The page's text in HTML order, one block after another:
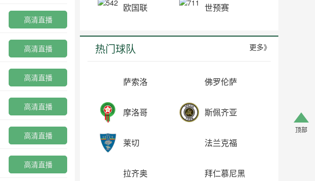
高清直播
高清直播
高清直播
高清直播
高清直播
高清直播
欧国联 世预赛
热门球队 更多》
萨索洛 佛罗伦萨
摩洛哥 斯佩齐亚
莱切 法兰克福
拉齐奥 拜仁慕尼黑
顶部